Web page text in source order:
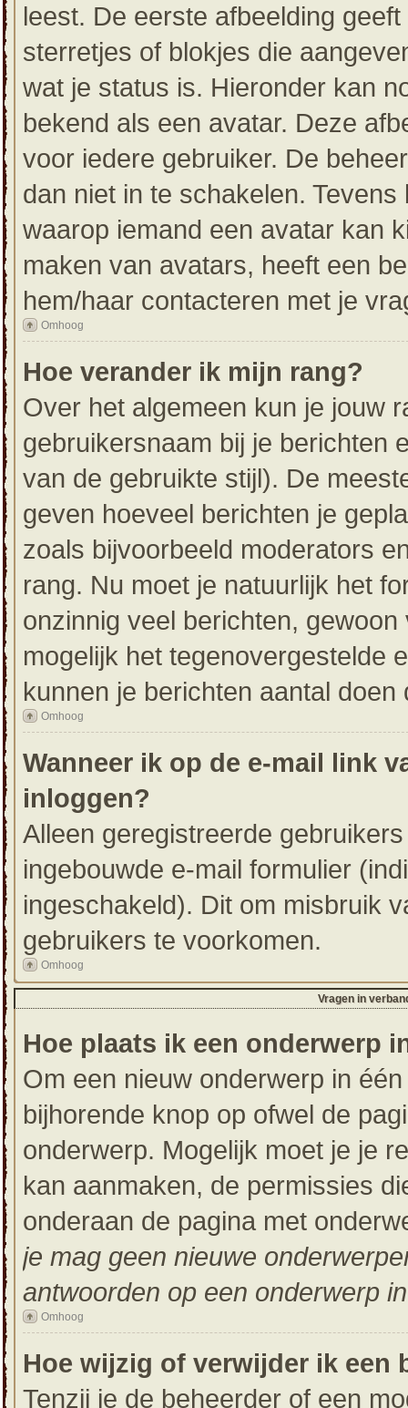
leest. De eerste afbeelding
sterretjes of blokjes die
wat je status is. Hieronder kan
bekend als een avatar. Deze
voor iedere gebruiker. De
dan niet in te schakelen.
waarop iemand een avatar kan
maken van avatars, heeft een
hem/haar contacteren met je
Omhoog
Hoe verander ik mijn rang?
Over het algemeen kun je jouw
gebruikersnaam bij je berichten
van de gebruikte stijl). De
geven hoeveel berichten je
zoals bijvoorbeeld moderators
rang. Nu moet je natuurlijk het
onzinnig veel berichten,
mogelijk het tegenovergestelde
kunnen je berichten aantal doen
Omhoog
Wanneer ik op de e-mail link
inloggen?
Alleen geregistreerde
ingebouwde e-mail formulier
ingeschakeld). Dit om misbruik
gebruikers te voorkomen.
Omhoog
Vragen in
Hoe plaats ik een onderwerp
Om een nieuw onderwerp in
bijhorende knop op ofwel de
onderwerp. Mogelijk moet je je
kan aanmaken, de permissies
onderaan de pagina met
je mag geen nieuwe
antwoorden op een onderwerp
Omhoog
Hoe wijzig of verwijder ik een
Tenzij je de beheerder of een